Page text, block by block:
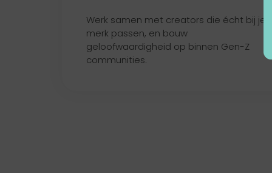
Werk samen met creators die écht bij je
merk passen, en bouw
geloofwaardigheid op binnen Gen-Z
communities.